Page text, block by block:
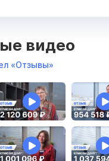
видео
«Отзывы»